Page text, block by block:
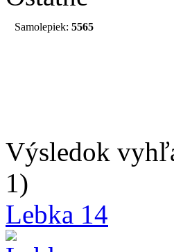
Samolepiek: 5565
Výsledok
1)
Lebka 14